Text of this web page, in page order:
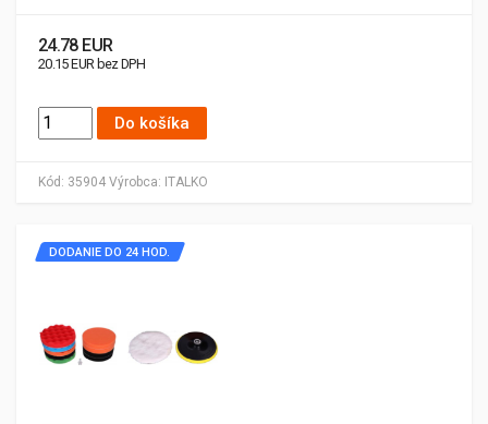
Kód: 35904 Výrobca: ITALKO
24.78 EUR
20.15 EUR bez DPH
Do košíka
DODANIE DO 24 HOD.